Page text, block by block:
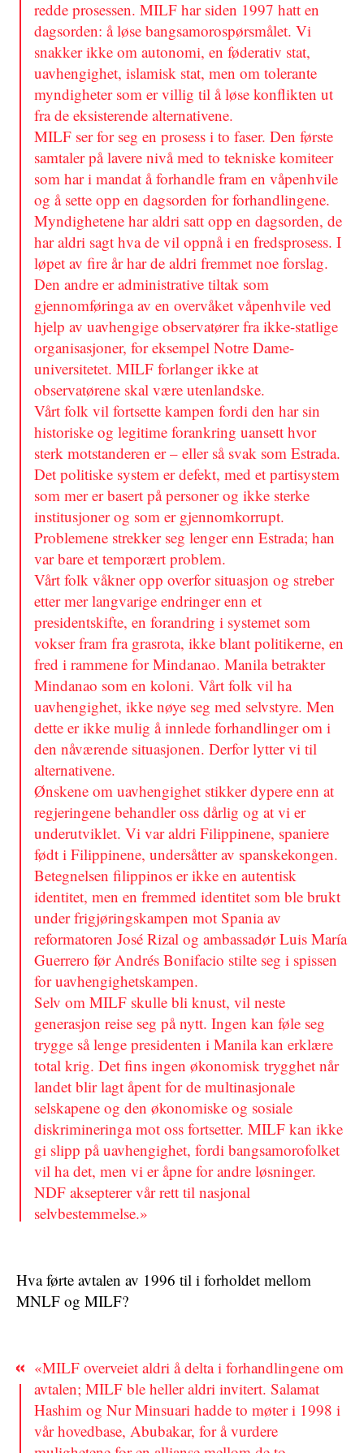
redde prosessen. MILF har siden 1997 hatt en
dagsorden: å løse bangsamorospørsmålet. Vi
snakker ikke om autonomi, en føderativ stat,
uavhengighet, islamisk stat, men om tolerante
myndigheter som er villig til å løse konflikten ut
fra de eksisterende alternativene.
MILF ser for seg en prosess i to faser. Den første
samtaler på lavere nivå med to tekniske komiteer
som har i mandat å forhandle fram en våpenhvile
og å sette opp en dagsorden for forhandlingene.
Myndighetene har aldri satt opp en dagsorden, de
har aldri sagt hva de vil oppnå i en fredsprosess. I
løpet av fire år har de aldri fremmet noe forslag.
Den andre er administrative tiltak som
gjennomføringa av en overvåket våpenhvile ved
hjelp av uavhengige observatører fra ikke-statlige
organisasjoner, for eksempel Notre Dame-
universitetet. MILF forlanger ikke at
observatørene skal være utenlandske.
Vårt folk vil fortsette kampen fordi den har sin
historiske og legitime forankring uansett hvor
sterk motstanderen er – eller så svak som Estrada.
Det politiske system er defekt, med et partisystem
som mer er basert på personer og ikke sterke
institusjoner og som er gjennomkorrupt.
Problemene strekker seg lenger enn Estrada; han
var bare et temporært problem.
Vårt folk våkner opp overfor situasjon og streber
etter mer langvarige endringer enn et
presidentskifte, en forandring i systemet som
vokser fram fra grasrota, ikke blant politikerne, en
fred i rammene for Mindanao. Manila betrakter
Mindanao som en koloni. Vårt folk vil ha
uavhengighet, ikke nøye seg med selvstyre. Men
dette er ikke mulig å innlede forhandlinger om i
den nåværende situasjonen. Derfor lytter vi til
alternativene.
Ønskene om uavhengighet stikker dypere enn at
regjeringene behandler oss dårlig og at vi er
underutviklet. Vi var aldri Filippinene, spaniere
født i Filippinene, undersåtter av spanskekongen.
Betegnelsen filippinos er ikke en autentisk
identitet, men en fremmed identitet som ble brukt
under frigjøringskampen mot Spania av
reformatoren José Rizal og ambassadør Luis María
Guerrero før Andrés Bonifacio stilte seg i spissen
for uavhengighetskampen.
Selv om MILF skulle bli knust, vil neste
generasjon reise seg på nytt. Ingen kan føle seg
trygge så lenge presidenten i Manila kan erklære
total krig. Det fins ingen økonomisk trygghet når
landet blir lagt åpent for de multinasjonale
selskapene og den økonomiske og sosiale
diskrimineringa mot oss fortsetter. MILF kan ikke
gi slipp på uavhengighet, fordi bangsamorofolket
vil ha det, men vi er åpne for andre løsninger.
NDF aksepterer vår rett til nasjonal
selvbestemmelse.»
Hva førte avtalen av 1996 til i forholdet mellom
MNLF og MILF?
«MILF overveiet aldri å delta i forhandlingene om
avtalen; MILF ble heller aldri invitert. Salamat
Hashim og Nur Minsuari hadde to møter i 1998 i
vår hovedbase, Abubakar, for å vurdere